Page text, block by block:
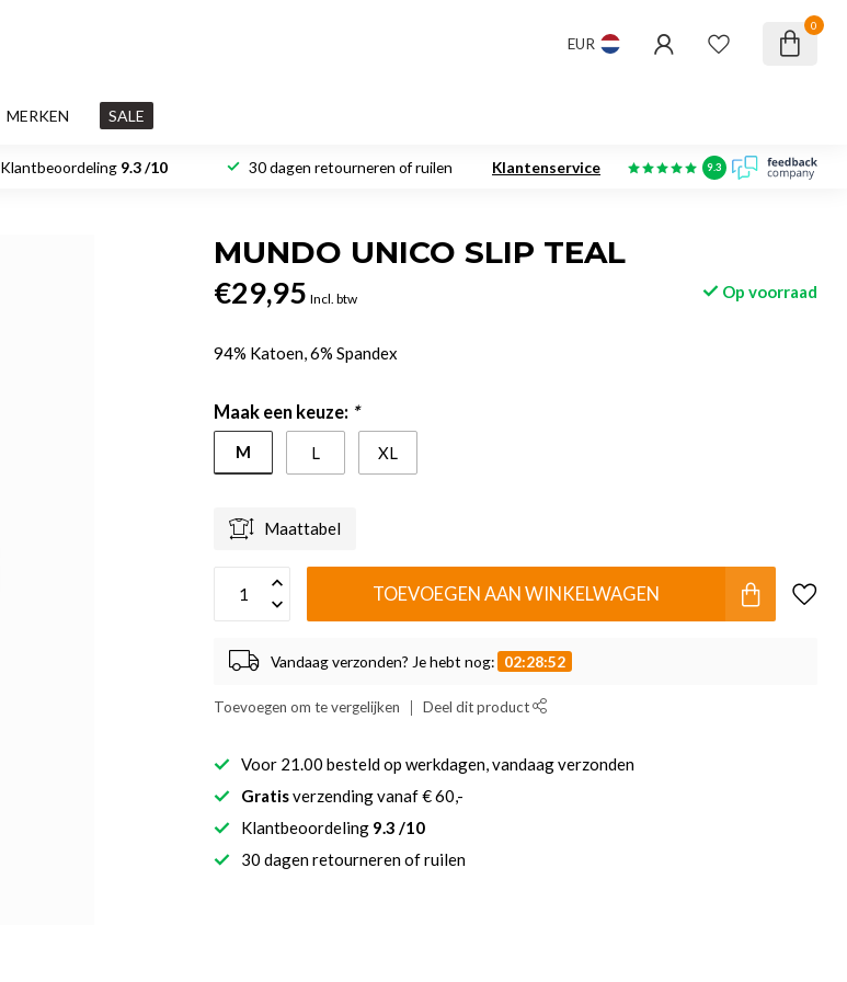
EUR
0
MERKEN SALE
Klantbeoordeling 9.3 /10 30 dagen retourneren of ruilen Klantenservice 9.3
MUNDO UNICO SLIP TEAL
€29,95 Incl. btw Op voorraad
94% Katoen, 6% Spandex
Maak een keuze: *
M L XL
Maattabel
TOEVOEGEN AAN WINKELWAGEN
Vandaag verzonden? Je hebt nog: 02:28:52
Toevoegen om te vergelijken Deel dit product
Voor 21.00 besteld op werkdagen, vandaag verzonden
Gratisverzending vanaf € 60,-
Klantbeoordeling 9.3 /10
30 dagen retourneren of ruilen